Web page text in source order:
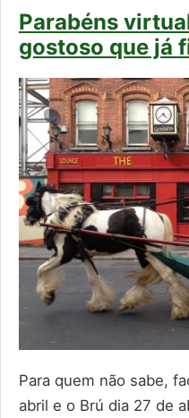
Parabéns
gostoso que já
Para quem não sabe,
abril e o Brú dia 27 de